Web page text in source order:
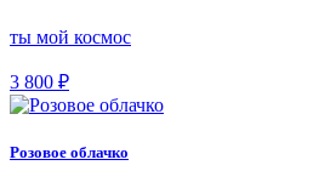
ты мой космос
3 800 ₽
Розовое облачко